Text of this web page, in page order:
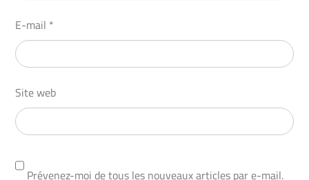
E-mail *
Site web
Prévenez-moi de tous les nouveaux articles par e-mail.